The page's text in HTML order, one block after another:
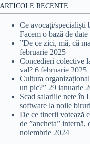
ARTICOLE RECENTE
Ce avocați/specialiști
Facem o bază de date
”De ce zici, mă, că
februarie 2025
Concedieri colective
val? 6 februarie 2025
Cultura
un pic?” 29 ianuarie
Scad salariile nete în
software la noile
De ce tinerii votează
de ”ancheta”
noiembrie 2024